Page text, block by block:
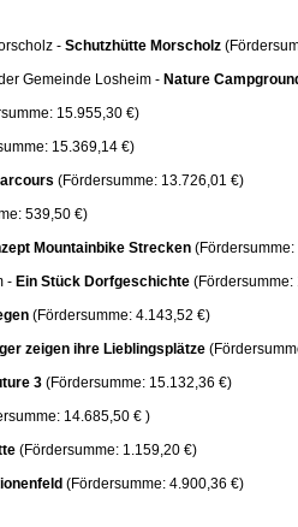
- Schutzhütte Morscholz
Gemeinde Losheim - Nature
15.955,30 €)
15.369,14 €)
(Fördersumme: 13.726,01 €)
539,50 €)
Mountainbike Strecken
- Ein Stück Dorfgeschichte (Fördersumme:
(Fördersumme: 4.143,52 €)
zeigen ihre Lieblingsplätze
3 (Fördersumme: 15.132,36 €)
14.685,50 € )
(Fördersumme: 1.159,20 €)
(Fördersumme: 4.900,36 €)